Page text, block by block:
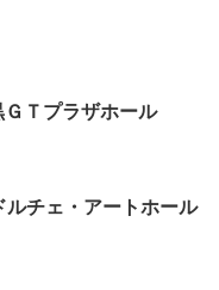
ＧＴプラザホール
ルチェ・アートホール